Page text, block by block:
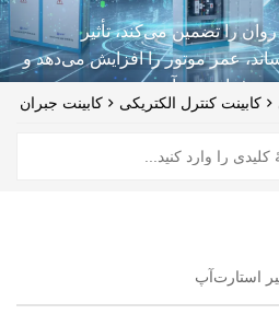
را تضمین می‌کند، تأثیر
عمر موتور را افزایش می‌دهد و
فراهم می‌آورد.
کابینت کنترل الکتریکی
کابینت جبران
استارت‌آپ